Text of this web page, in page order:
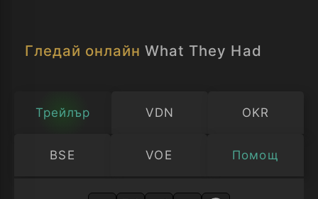
си.
Гледай онлайнWhat They Had
Трейлър VDN OKR
BSE VOE Помощ
Изберете